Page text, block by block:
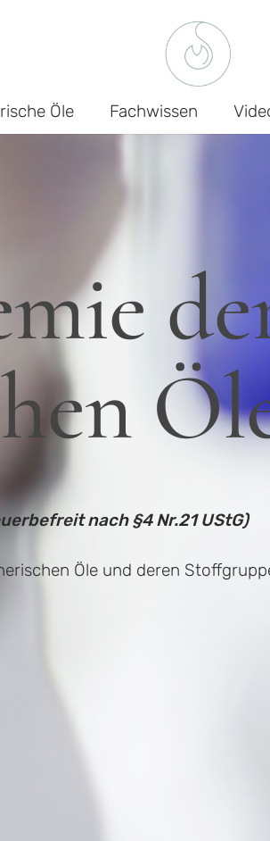
Öle Fachwissen
nach §4 Nr.21 UStG)
Öle und deren